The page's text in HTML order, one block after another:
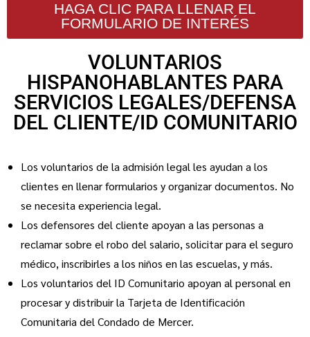
HAGA CLIC PARA LLENAR EL
FORMULARIO DE INTERÉS
VOLUNTARIOS
HISPANOHABLANTES PARA
SERVICIOS LEGALES/DEFENSA
DEL CLIENTE/ID COMUNITARIO
Los voluntarios de la admisión legal les ayudan a los
clientes en llenar formularios y organizar documentos. No
se necesita experiencia legal.
Los defensores del cliente apoyan a las personas a
reclamar sobre el robo del salario, solicitar para el seguro
médico, inscribirles a los niños en las escuelas, y más.
Los voluntarios del ID Comunitario apoyan al personal en
procesar y distribuir la Tarjeta de Identificación
Comunitaria del Condado de Mercer.